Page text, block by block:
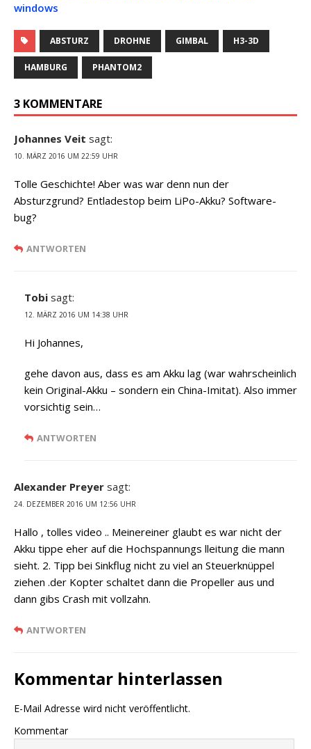
windows
ABSTURZ DROHNE GIMBAL H3-3D
HAMBURG PHANTOM2
3 KOMMENTARE
Johannes Veit sagt:
10. MÄRZ 2016 UM 22:59 UHR
Tolle Geschichte! Aber was war denn nun der
Absturzgrund? Entladestop beim LiPo-Akku? Software-
bug?
ANTWORTEN
Tobi sagt:
12. MÄRZ 2016 UM 14:38 UHR
Hi Johannes,
gehe davon aus, dass es am Akku lag (war wahrscheinlich
kein Original-Akku – sondern ein China-Imitat). Also immer
vorsichtig sein…
ANTWORTEN
Alexander Preyer sagt:
24. DEZEMBER 2016 UM 12:56 UHR
Hallo , tolles video .. Meinereiner glaubt es war nicht der
Akku tippe eher auf die Hochspannungs lleitung die mann
sieht. 2. Tipp bei Sinkflug nicht zu viel an Steuerknüppel
ziehen .der Kopter schaltet dann die Propeller aus und
dann gibs Crash mit vollzahn.
ANTWORTEN
Kommentar hinterlassen
E-Mail Adresse wird nicht veröffentlicht.
Kommentar